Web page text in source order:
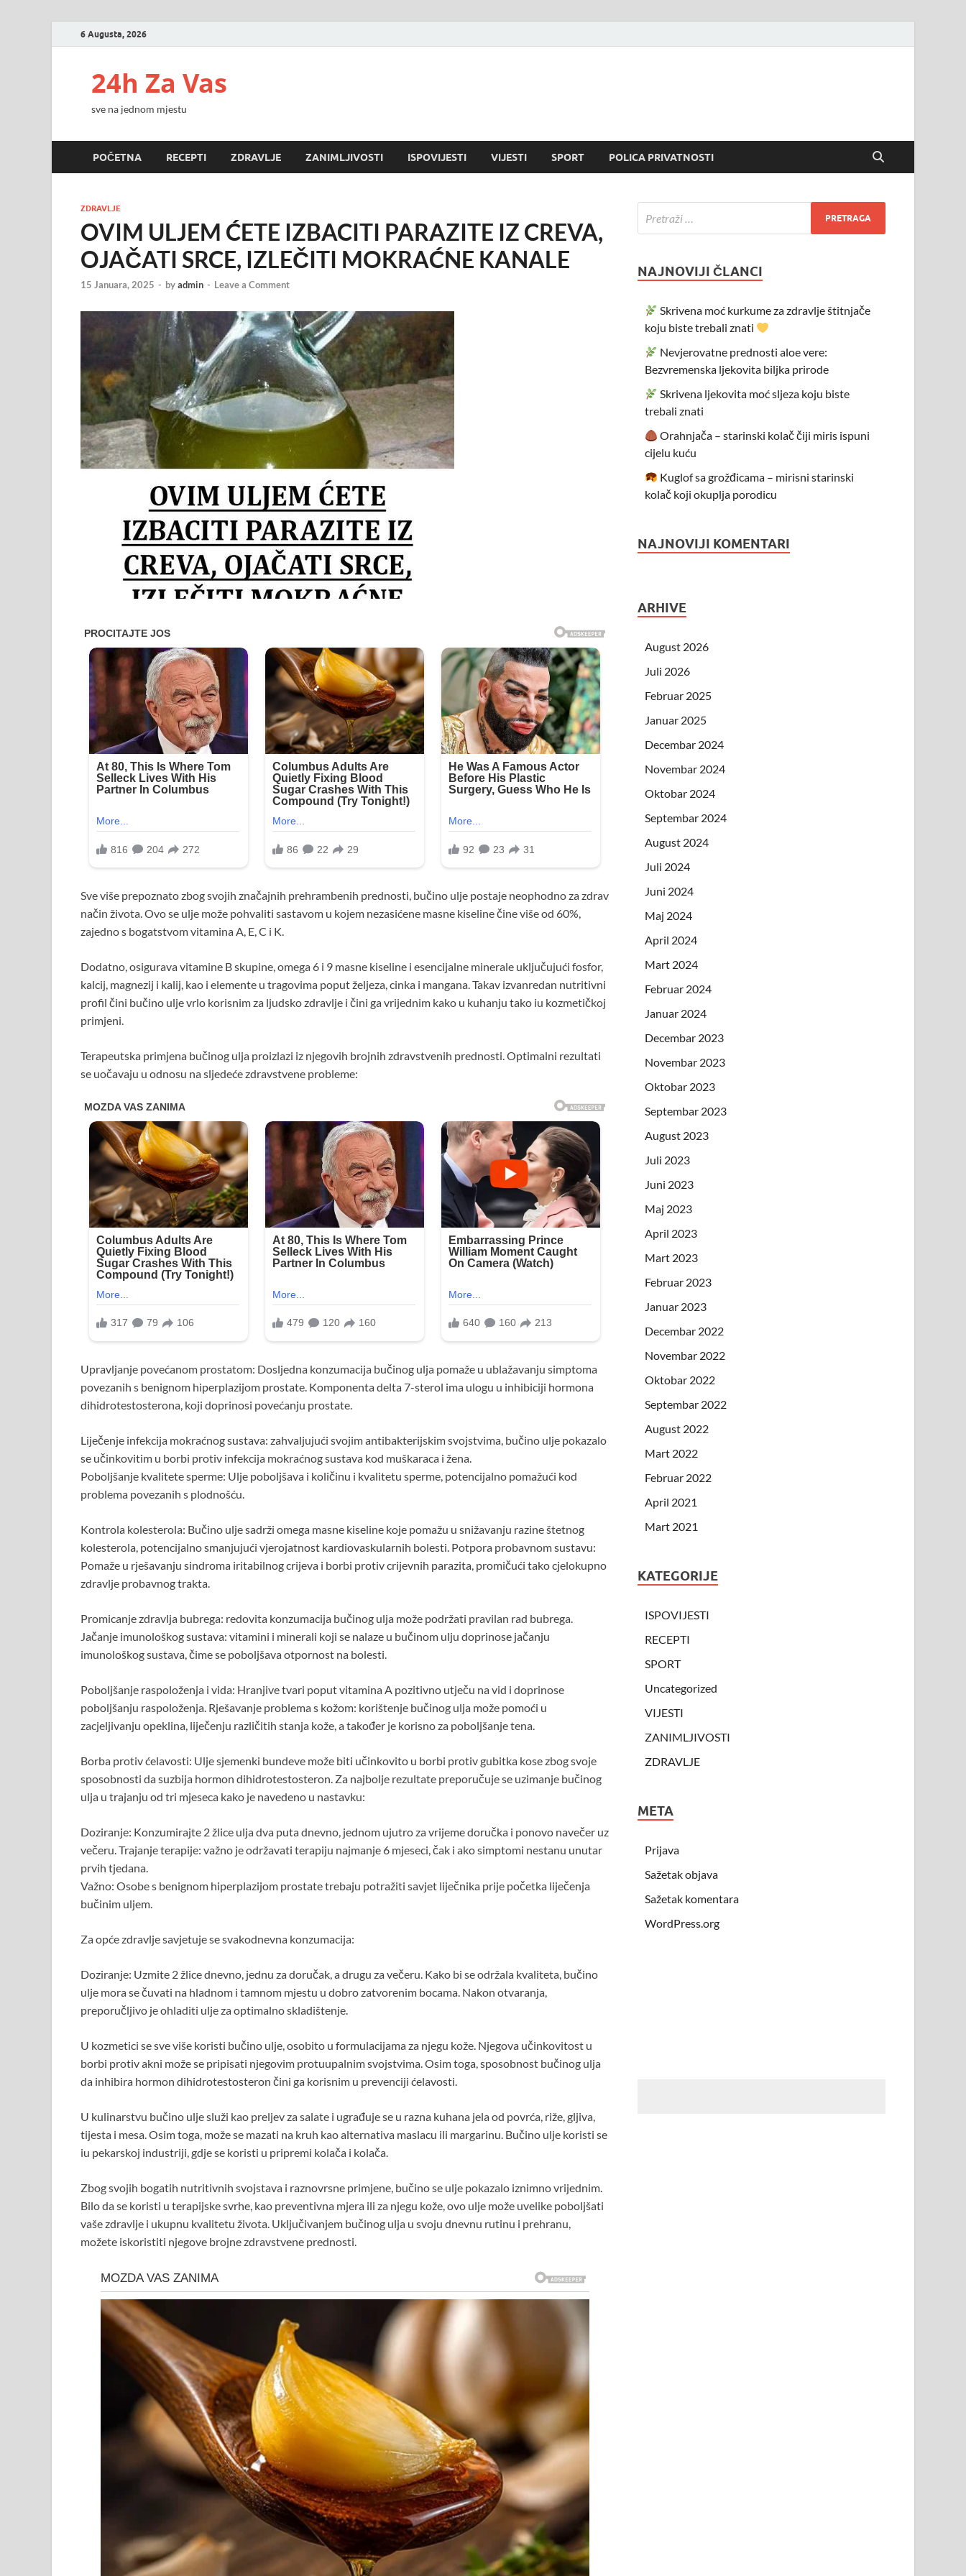
6 Augusta, 2026
24h Za Vas
sve na jednom mjestu
POČETNA RECEPTI ZDRAVLJE ZANIMLJIVOSTI ISPOVIJESTI VIJESTI SPORT POLICA PRIVATNOSTI
ZDRAVLJE
OVIM ULJEM ĆETE IZBACITI PARAZITE IZ CREVA,
OJAČATI SRCE, IZLEČITI MOKRAĆNE KANALE
15 Januara, 2025 - byadmin - Leave a Comment
Sve više prepoznato zbog svojih značajnih prehrambenih prednosti, bučino ulje postaje neophodno za zdrav
način života. Ovo se ulje može pohvaliti sastavom u kojem nezasićene masne kiseline čine više od 60%,
zajedno s bogatstvom vitamina A, E, C i K.
Dodatno, osigurava vitamine B skupine, omega 6 i 9 masne kiseline i esencijalne minerale uključujući fosfor,
kalcij, magnezij i kalij, kao i elemente u tragovima poput željeza, cinka i mangana. Takav izvanredan nutritivni
profil čini bučino ulje vrlo korisnim za ljudsko zdravlje i čini ga vrijednim kako u kuhanju tako iu kozmetičkoj
primjeni.
Terapeutska primjena bučinog ulja proizlazi iz njegovih brojnih zdravstvenih prednosti. Optimalni rezultati
se uočavaju u odnosu na sljedeće zdravstvene probleme:
Upravljanje povećanom prostatom: Dosljedna konzumacija bučinog ulja pomaže u ublažavanju simptoma
povezanih s benignom hiperplazijom prostate. Komponenta delta 7-sterol ima ulogu u inhibiciji hormona
dihidrotestosterona, koji doprinosi povećanju prostate.
Liječenje infekcija mokraćnog sustava: zahvaljujući svojim antibakterijskim svojstvima, bučino ulje pokazalo
se učinkovitim u borbi protiv infekcija mokraćnog sustava kod muškaraca i žena.
Poboljšanje kvalitete sperme: Ulje poboljšava i količinu i kvalitetu sperme, potencijalno pomažući kod
problema povezanih s plodnošću.
Kontrola kolesterola: Bučino ulje sadrži omega masne kiseline koje pomažu u snižavanju razine štetnog
kolesterola, potencijalno smanjujući vjerojatnost kardiovaskularnih bolesti. Potpora probavnom sustavu:
Pomaže u rješavanju sindroma iritabilnog crijeva i borbi protiv crijevnih parazita, promičući tako cjelokupno
zdravlje probavnog trakta.
Promicanje zdravlja bubrega: redovita konzumacija bučinog ulja može podržati pravilan rad bubrega.
Jačanje imunološkog sustava: vitamini i minerali koji se nalaze u bučinom ulju doprinose jačanju
imunološkog sustava, čime se poboljšava otpornost na bolesti.
Poboljšanje raspoloženja i vida: Hranjive tvari poput vitamina A pozitivno utječu na vid i doprinose
poboljšanju raspoloženja. Rješavanje problema s kožom: korištenje bučinog ulja može pomoći u
zacjeljivanju opeklina, liječenju različitih stanja kože, a također je korisno za poboljšanje tena.
Borba protiv ćelavosti: Ulje sjemenki bundeve može biti učinkovito u borbi protiv gubitka kose zbog svoje
sposobnosti da suzbija hormon dihidrotestosteron. Za najbolje rezultate preporučuje se uzimanje bučinog
ulja u trajanju od tri mjeseca kako je navedeno u nastavku:
Doziranje: Konzumirajte 2 žlice ulja dva puta dnevno, jednom ujutro za vrijeme doručka i ponovo navečer uz
večeru. Trajanje terapije: važno je održavati terapiju najmanje 6 mjeseci, čak i ako simptomi nestanu unutar
prvih tjedana.
Važno: Osobe s benignom hiperplazijom prostate trebaju potražiti savjet liječnika prije početka liječenja
bučinim uljem.
Za opće zdravlje savjetuje se svakodnevna konzumacija:
Doziranje: Uzmite 2 žlice dnevno, jednu za doručak, a drugu za večeru. Kako bi se održala kvaliteta, bučino
ulje mora se čuvati na hladnom i tamnom mjestu u dobro zatvorenim bocama. Nakon otvaranja,
preporučljivo je ohladiti ulje za optimalno skladištenje.
U kozmetici se sve više koristi bučino ulje, osobito u formulacijama za njegu kože. Njegova učinkovitost u
borbi protiv akni može se pripisati njegovim protuupalnim svojstvima. Osim toga, sposobnost bučinog ulja
da inhibira hormon dihidrotestosteron čini ga korisnim u prevenciji ćelavosti.
U kulinarstvu bučino ulje služi kao preljev za salate i ugrađuje se u razna kuhana jela od povrća, riže, gljiva,
tijesta i mesa. Osim toga, može se mazati na kruh kao alternativa maslacu ili margarinu. Bučino ulje koristi se
iu pekarskoj industriji, gdje se koristi u pripremi kolača i kolača.
Zbog svojih bogatih nutritivnih svojstava i raznovrsne primjene, bučino se ulje pokazalo iznimno vrijednim.
Bilo da se koristi u terapijske svrhe, kao preventivna mjera ili za njegu kože, ovo ulje može uvelike poboljšati
vaše zdravlje i ukupnu kvalitetu života. Uključivanjem bučinog ulja u svoju dnevnu rutinu i prehranu,
možete iskoristiti njegove brojne zdravstvene prednosti.
NAJNOVIJI ČLANCI
Skrivena moć kurkume za zdravlje štitnjače
koju biste trebali znati
Nevjerovatne prednosti aloe vere:
Bezvremenska ljekovita biljka prirode
Skrivena ljekovita moć sljeza koju biste
trebali znati
Orahnjača – starinski kolač čiji miris ispuni
cijelu kuću
Kuglof sa grožđicama – mirisni starinski
kolač koji okuplja porodicu
NAJNOVIJI KOMENTARI
ARHIVE
August 2026
Juli 2026
Februar 2025
Januar 2025
Decembar 2024
Novembar 2024
Oktobar 2024
Septembar 2024
August 2024
Juli 2024
Juni 2024
Maj 2024
April 2024
Mart 2024
Februar 2024
Januar 2024
Decembar 2023
Novembar 2023
Oktobar 2023
Septembar 2023
August 2023
Juli 2023
Juni 2023
Maj 2023
April 2023
Mart 2023
Februar 2023
Januar 2023
Decembar 2022
Novembar 2022
Oktobar 2022
Septembar 2022
August 2022
Mart 2022
Februar 2022
April 2021
Mart 2021
KATEGORIJE
ISPOVIJESTI
RECEPTI
SPORT
Uncategorized
VIJESTI
ZANIMLJIVOSTI
ZDRAVLJE
META
Prijava
Sažetak objava
Sažetak komentara
WordPress.org